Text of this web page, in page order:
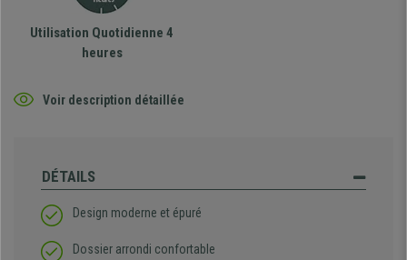
Utilisation Quotidienne 4
heures
Voir description détaillée
DÉTAILS
Design moderne et épuré
Dossier arrondi confortable